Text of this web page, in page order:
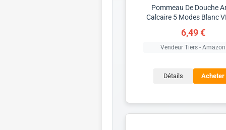
Pommeau De Douche
Calcaire 5 Modes Blanc
6,49 €
Vendeur Tiers - Amazon
Détails Acheter